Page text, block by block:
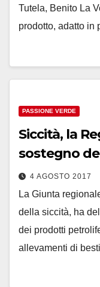
Tutela, Benito La
prodotto, adatto
PASSIONE VERDE
Siccità, la
sostegno
4 AGOSTO 2017
La Giunta
della siccità, ha
dei prodotti
allevamenti di